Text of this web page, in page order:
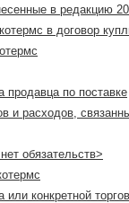
в редакцию
в договор
продавца по поставке
и расходов,
обязательств>
или конкретной